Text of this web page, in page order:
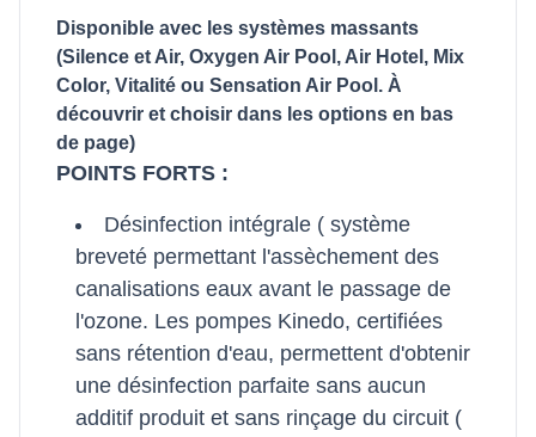
Disponible avec les systèmes massants
(Silence et Air, Oxygen Air Pool, Air Hotel, Mix
Color, Vitalité ou Sensation Air Pool. À
découvrir et choisir dans les options en bas
de page)
POINTS FORTS :
Désinfection intégrale ( système
breveté permettant l'assèchement des
canalisations eaux avant le passage de
l'ozone. Les pompes Kinedo, certifiées
sans rétention d'eau, permettent d'obtenir
une désinfection parfaite sans aucun
additif produit et sans rinçage du circuit (